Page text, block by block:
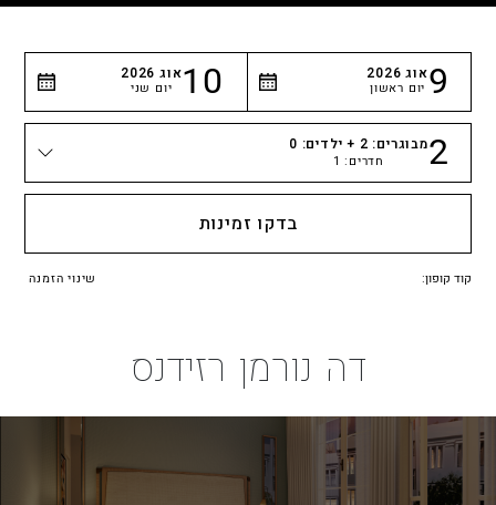
9אוג 2026
יום ראשון 10אוג 2026
יום שני
2מבוגרים: 2 + ילדים: 0
חדרים: 1
קוד קופון: שינוי הזמנה
בדקו זמינות
דה נורמן רזידנס